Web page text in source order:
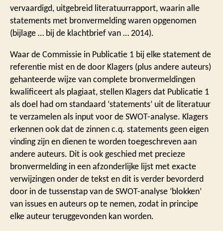
vervaardigd, uitgebreid literatuurrapport, waarin alle
statements met bronvermelding waren opgenomen
(bijlage … bij de klachtbrief van … 2014).
Waar de Commissie in Publicatie 1 bij elke statement de
referentie mist en de door Klagers (plus andere auteurs)
gehanteerde wijze van complete bronvermeldingen
kwalificeert als plagiaat, stellen Klagers dat Publicatie 1
als doel had om standaard ‘statements’ uit de literatuur
te verzamelen als input voor de SWOT-analyse. Klagers
erkennen ook dat de zinnen c.q. statements geen eigen
vinding zijn en dienen te worden toegeschreven aan
andere auteurs. Dit is ook geschied met precieze
bronvermelding in een afzonderlijke lijst met exacte
verwijzingen onder de tekst en dit is verder bevorderd
door in de tussenstap van de SWOT-analyse ‘blokken’
van issues en auteurs op te nemen, zodat in principe
elke auteur teruggevonden kan worden.